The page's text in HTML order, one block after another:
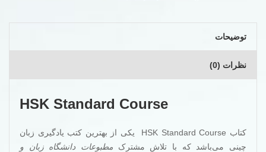
توضیحات
نظرات (0)
HSK Standard Course
کتاب HSK Standard Course یکی از بهترین کتب یادگیری زبان
چینی می‌باشد که با تلاش مشترک
مطبوعات دانشگاه زبان و